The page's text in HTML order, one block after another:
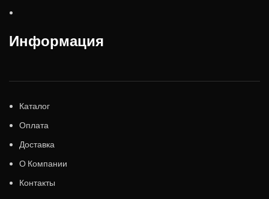
Информация
Каталог
Оплата
Доставка
О Компании
Контакты